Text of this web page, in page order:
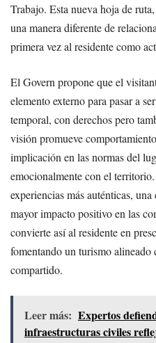
Trabajo. Esta nueva hoja de
una manera diferente de
primera vez al residente como
El Govern propone que el
elemento externo para pasar a
temporal, con derechos pero
visión promueve
implicación en las normas del
emocionalmente con el
experiencias más auténticas,
mayor impacto positivo en las
convierte así al residente en
fomentando un turismo
compartido.
Leer más: Expertos
infraestructuras civiles